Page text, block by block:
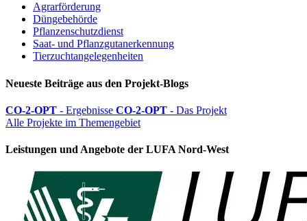
Agrarförderung
Düngebehörde
Pflanzenschutzdienst
Saat- und Pflanzgutanerkennung
Tierzuchtangelegenheiten
Neueste Beiträge aus den Projekt-Blogs
CO-2-OPT - Ergebnisse CO-2-OPT - Das Projekt
Alle Projekte im Themengebiet
Leistungen und Angebote der LUFA Nord-West